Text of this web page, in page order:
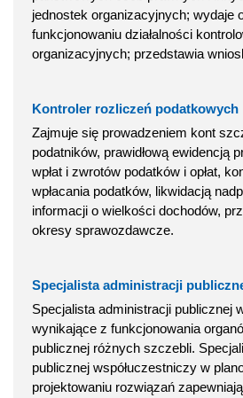
jednostek organizacyjnych; wydaje
funkcjonowaniu działalności
organizacyjnych; przedstawia
Kontroler rozliczeń podatkowych
Zajmuje się prowadzeniem kont
podatników, prawidłową ewidencją
wpłat i zwrotów podatków i opłat,
wpłacania podatków, likwidacją
informacji o wielkości dochodów,
okresy sprawozdawcze.
Specjalista administracji
Specjalista administracji publicznej
wynikające z funkcjonowania
publicznej różnych szczebli.
publicznej współuczestniczy w
projektowaniu rozwiązań